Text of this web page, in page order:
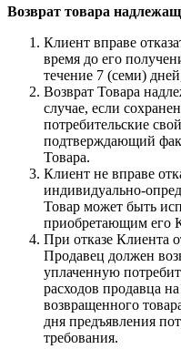
Возврат товара
Клиент вправе
время до его
течение 7 (семи)
Возврат Товара
случае, если
потребительские
подтверждающий
Товара.
Клиент не вправе
индивидуально-
Товар может быть
приобретающим его
При отказе Клиента
Продавец должен
уплаченную
расходов продавца
возвращенного
дня предъявления
требования.